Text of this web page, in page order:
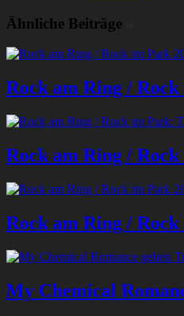
Ähnliche Beiträge
Rock am Ring /
Rock am Ring /
Rock am Ring /
My Chemical